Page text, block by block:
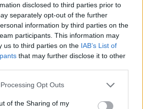
disclosed to third parties prior to
separately opt-out of the further
information by third parties on the
participants. This information may
us to third parties on the IAB’s List of
that may further disclose it to other
website/app uses one or more Google
or usage behaviour. You may click to
Opt Outs
of the Sharing of my